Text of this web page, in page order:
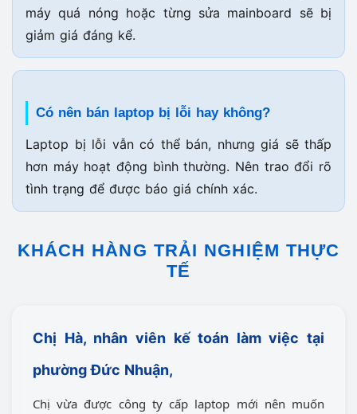
máy quá nóng hoặc từng sửa mainboard sẽ bị
giảm giá đáng kể.
Có nên bán laptop bị lỗi hay không?
Laptop bị lỗi vẫn có thể bán, nhưng giá sẽ thấp
hơn máy hoạt động bình thường. Nên trao đổi rõ
tình trạng để được báo giá chính xác.
KHÁCH HÀNG TRẢI NGHIỆM THỰC
TẾ
Chị Hà, nhân viên kế toán làm việc tại
phường Đức Nhuận,
Chị vừa được công ty cấp laptop mới nên muốn